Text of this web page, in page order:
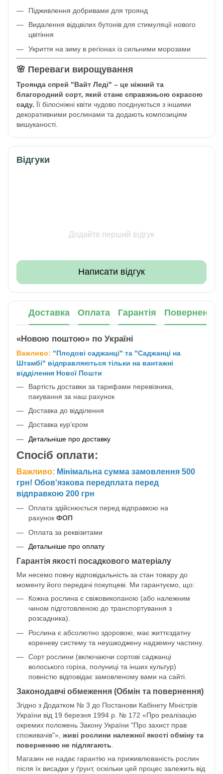
Підживлення добривами для троянд
Видалення відцвілих бутонів для стимуляції нового
цвітіння
Укриття на зиму в регіонах із сильними морозами
🌸 Переваги вирощування
Троянда спрей "Вайт Леді" – це ніжний та
благородний сорт, який стане справжньою окрасою
саду. Її білосніжні квіти чудово поєднуються з іншими
декоративними рослинами та додають композиціям
вишуканості.
Відгуки
Додайте перший відгук
Написати відгук
Доставка Оплата Гарантія Повернення
«Новою поштою» по Україні
Важливо: "Плодові саджанці" та "Саджанці на
Штамбі" відправляються тільки на вантажні
відділення Нової Пошти
Вартість доставки за тарифами перевізника,
пакування за наш рахунок
Доставка до відділення
Доставка кур'єром
Детальніше про доставку
Спосіб оплати:
Важливо: Мінімальна сумма замовлення 500
грн! Обов'язкова передплата перед
відправкою 200 грн
Оплата здійснюється перед відправкою на
рахунок ФОП
Оплата за реквізитами
Детальніше про оплату
Гарантія якості посадкового матеріалу
Ми несемо повну відповідальність за стан товару до
моменту його передачі покупцеві. Ми гарантуємо, що:
Кожна рослина є свіжовикопаною (або належним
чином підготовленою до транспортування з
розсадника).
Рослина є абсолютно здоровою, має життєздатну
кореневу систему та неушкоджену надземну частину.
Сорт рослини (включаючи сортові саджанці
волоського горіха, полуниці та інших культур)
повністю відповідає замовленому вами на сайті.
Законодавчі обмеження (Обмін та повернення)
Згідно з Додатком № 3 до Постанови Кабінету Міністрів
України від 19 березня 1994 р. № 172 «Про реалізацію
окремих положень Закону України "Про захист прав
споживачів"», живі рослини належної якості обміну та
поверненню не підлягають.
Магазин не надає гарантію на приживлюваність рослин
після їх висадки у ґрунт, оскільки цей процес залежить від